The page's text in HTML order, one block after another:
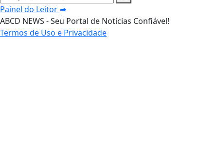
Painel do Leitor
ABCD NEWS - Seu Portal de Notícias Confiável!
Termos de Uso e Privacidade